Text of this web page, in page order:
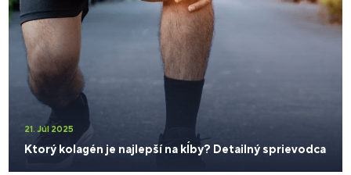
21. Júl 2025
Ktorý kolagén je najlepší na kĺby? Detailný sprievodca